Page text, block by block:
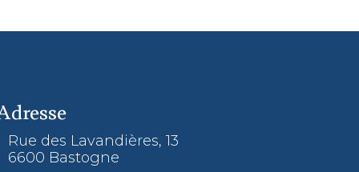
Rue des Lavandières, 13
6600 Bastogne